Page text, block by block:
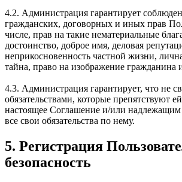
4.2. Администрация гарантирует
гражданских, договорных и иных прав
числе, прав на такие нематериальные
достоинство, доброе имя, деловая
неприкосновенность частной жизни,
тайна, право на изображение гражданина
4.3. Администрация гарантирует, что не
обязательствами, которые препятствуют
настоящее Соглашение и/или надлежащим
все свои обязательства по нему.
5. Регистрация
безопасность